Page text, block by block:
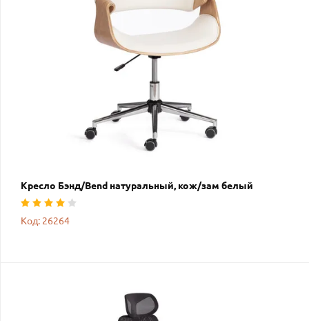
Кресло Бэнд/Bend натуральный, кож/зам белый
Код: 26264